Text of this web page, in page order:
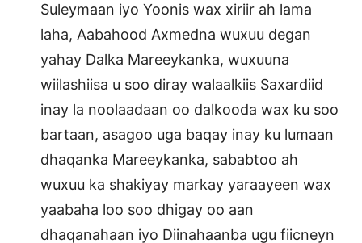
Suleymaan iyo Yoonis wax xiriir ah lama
laha, Aabahood Axmedna wuxuu degan
yahay Dalka Mareeykanka, wuxuuna
wiilashiisa u soo diray walaalkiis Saxardiid
inay la noolaadaan oo dalkooda wax ku soo
bartaan, asagoo uga baqay inay ku lumaan
dhaqanka Mareeykanka, sababtoo ah
wuxuu ka shakiyay markay yaraayeen wax
yaabaha loo soo dhigay oo aan
dhaqanahaan iyo Diinahaanba ugu fiicneyn